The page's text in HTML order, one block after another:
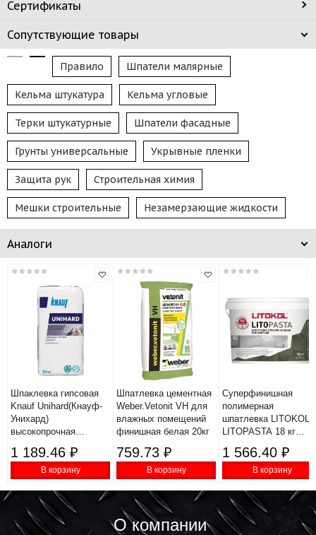
Сертификаты
Сопутствующие товары
Правило Шпатели малярные
Кельма штукатура Кельма угловые
Терки штукатурные Шпатели фасадные
Грунты универсальные Укрывные пленки
Защита рук Строительная химия
Мешки строительные Незамерзающие жидкости
Аналоги
Шпаклевка гипсовая
Knauf Unihard(Кнауф-
Унихард)
высокопрочная
1 189.46 ₽
В корзину
Шпатлевка цементная
Weber.Vetonit VH для
влажных помещений
финишная белая 20кг
759.73 ₽
В корзину
Суперфинишная
полимерная
шпатлевка LITOKOL
LITOPASTA 18 кг
1 566.40 ₽
В корзину
О компании